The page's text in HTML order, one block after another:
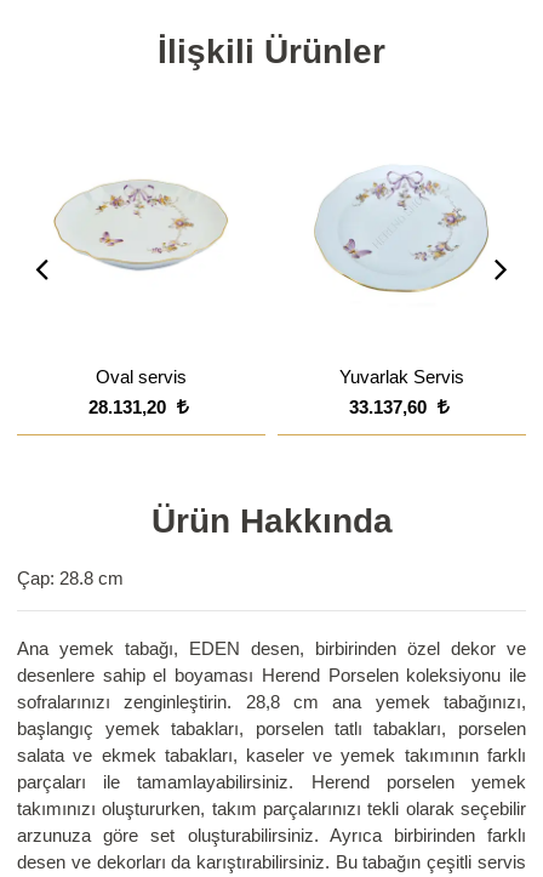
İlişkili Ürünler
Oval servis
28.131,20
Yuvarlak Servis
33.137,60
Ürün Hakkında
Çap: 28.8 cm
Ana yemek tabağı, EDEN desen, birbirinden özel dekor ve
desenlere sahip el boyaması Herend Porselen koleksiyonu ile
sofralarınızı zenginleştirin. 28,8 cm ana yemek tabağınızı,
başlangıç yemek tabakları, porselen tatlı tabakları, porselen
salata ve ekmek tabakları, kaseler ve yemek takımının farklı
parçaları ile tamamlayabilirsiniz. Herend porselen yemek
takımınızı oluştururken, takım parçalarınızı tekli olarak seçebilir
arzunuza göre set oluşturabilirsiniz. Ayrıca birbirinden farklı
desen ve dekorları da karıştırabilirsiniz. Bu tabağın çeşitli servis